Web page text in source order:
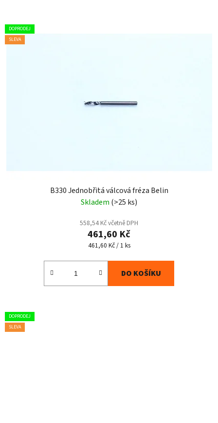
DOPRODEJ
SLEVA
B330 Jednobřitá válcová fréza Belin
Skladem (>25 ks)
558,54 Kč včetně DPH
461,60 Kč
Měrná
461,60 Kč / 1 ks
DO KOŠÍKU
DOPRODEJ
SLEVA